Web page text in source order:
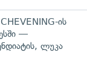
ის
—
ლუკა